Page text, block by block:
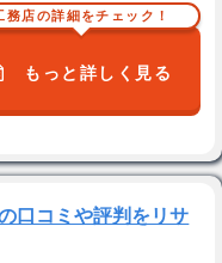
務店の詳細をチェック！
もっと詳しく見る
口コミや評判をリサ